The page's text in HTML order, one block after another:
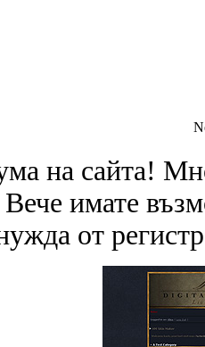
на сайта!
Вече имате
от